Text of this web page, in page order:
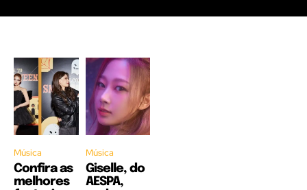
Música
Confira as
melhores
Música
Giselle, do
AESPA,